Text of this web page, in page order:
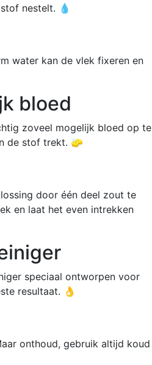
nestelt. 💧
water kan de vlek fixeren en
bloed
zoveel mogelijk bloed op te
de stof trekt. 🧽
door één deel zout te
en laat het even intrekken
speciaal ontworpen voor
resultaat. 👌
onthoud, gebruik altijd koud